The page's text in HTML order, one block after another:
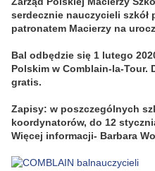
serdecznie nauczycieli
patronatem Macierzy na
Bal odbędzie się 1 lutego
Polskim w Comblain-la-Tour.
gratis.
Zapisy: w poszczególnych
koordynatorów, do 12
Więcej informacji- Barbara